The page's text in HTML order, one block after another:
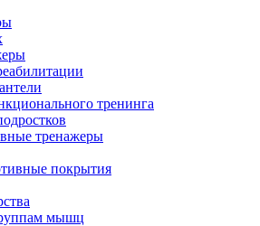
тренинга
тренажеры
покрытия
мышц